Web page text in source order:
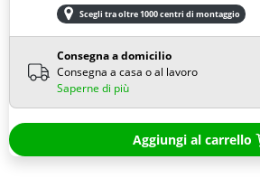
Scegli tra oltre 1000 centri di montaggio
Consegna a domicilio
Consegna a casa o al lavoro
Saperne di più
Aggiungi al carrello